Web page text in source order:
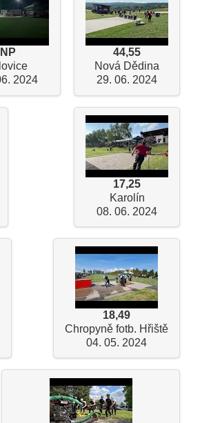
NP
2024
44,55
Nová Dědina
29. 06. 2024
17,25
Karolín
08. 06. 2024
18,49
Chropyně fotb. Hřiště
04. 05. 2024